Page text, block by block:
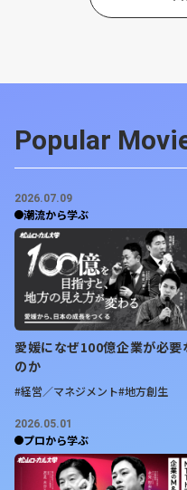
渡航避けるよう
https://
【要約】
・中国の注意喚起発表
中国政府は14日夜、中
の渡航を避けるよう」厳
の中国人には、現地の治
するよう求めている。
・背景となった高市首相
中国側は、高市首相が台
ったと受け止めており、
スクになっていると主張
置を取ったと説明した。
Popular
2026.07.09
潮流から学ぶ
愛媛になぜ100億企業が必要
のか
#経営／マネジメント#地方創生
2026.05.01
プロから学ぶ